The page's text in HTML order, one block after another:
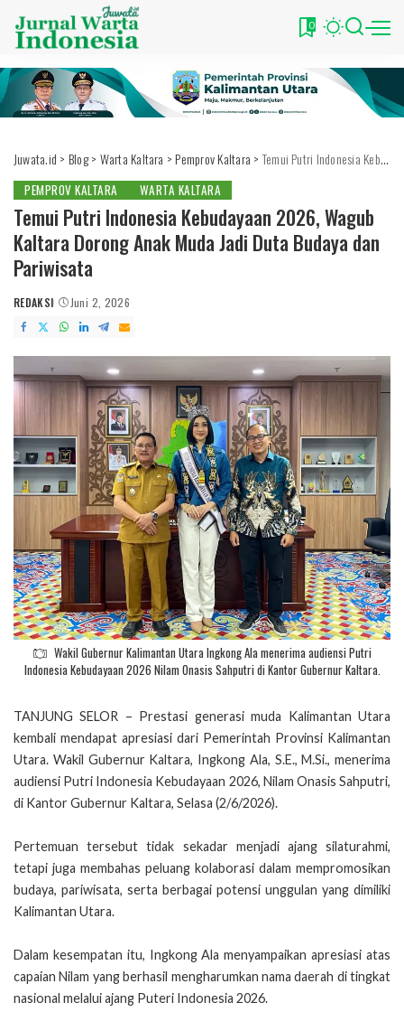
0
Juwata.id > Blog> Warta Kaltara > Pemprov Kaltara >Temui Putri Indonesia Kebudayaan 2026, Wagub Kaltara Dorong Anak Muda Jadi Duta Budaya dan Pariwisata
PEMPROV KALTARA WARTA KALTARA
Temui Putri Indonesia Kebudayaan 2026, Wagub
Kaltara Dorong Anak Muda Jadi Duta Budaya dan
Pariwisata
POSTED
BY
REDAKSI Juni 2, 2026
Wakil Gubernur Kalimantan Utara Ingkong Ala menerima audiensi Putri
Indonesia Kebudayaan 2026 Nilam Onasis Sahputri di Kantor Gubernur Kaltara.
TANJUNG SELOR – Prestasi generasi muda Kalimantan Utara
kembali mendapat apresiasi dari Pemerintah Provinsi Kalimantan
Utara. Wakil Gubernur Kaltara, Ingkong Ala, S.E., M.Si., menerima
audiensi Putri Indonesia Kebudayaan 2026, Nilam Onasis Sahputri,
di Kantor Gubernur Kaltara, Selasa (2/6/2026).
Pertemuan tersebut tidak sekadar menjadi ajang silaturahmi,
tetapi juga membahas peluang kolaborasi dalam mempromosikan
budaya, pariwisata, serta berbagai potensi unggulan yang dimiliki
Kalimantan Utara.
Dalam kesempatan itu, Ingkong Ala menyampaikan apresiasi atas
capaian Nilam yang berhasil mengharumkan nama daerah di tingkat
nasional melalui ajang Puteri Indonesia 2026.